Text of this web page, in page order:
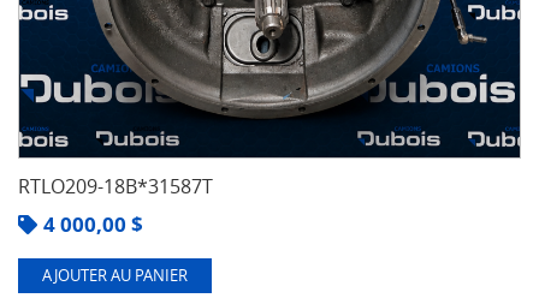
RTLO209-18B*31587T
4 000,00 $
AJOUTER AU PANIER